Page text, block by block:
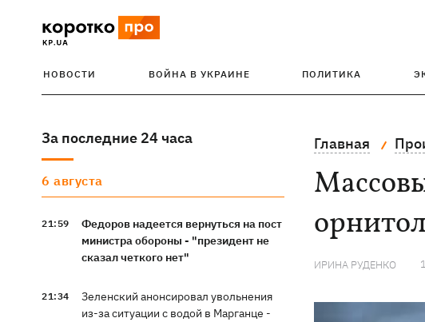
НОВОСТИ ВОЙНА В УКРАИНЕ ПОЛИТИКА
За последние 24 часа
6 августа
21:59
Федоров надеется вернуться на пост
министра обороны - "президент не
сказал четкого нет"
21:34
Зеленский анонсировал увольнения
из-за ситуации с водой в Марганце -
Главная
ИРИНА РУДЕНКО